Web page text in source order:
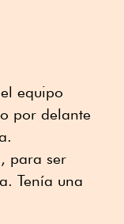
equipo
por delante
para ser
Tenía una